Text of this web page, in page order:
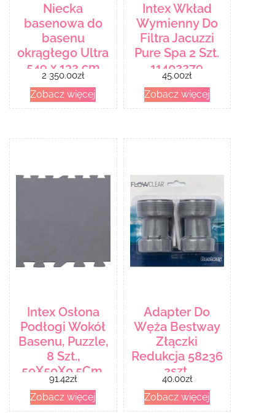
Niecka
basenowa do
basenu
okrągłego Ultra
549 x 132 cm
Intex
2 350.00zł
Zobacz więcej
Intex Wkład
Wymienny Do
Filtra Jacuzzi
Pure Spa 2 Szt.
11402279
45.00zł
Zobacz więcej
Intex Osłona
Podłogi Wokół
Basenu, Puzzle,
8 Szt.,
50X50X0,5Cm,
1,9 M²
91.42zł
Zobacz więcej
Adapter Do
Węża Bestway
Złączki
Redukcja 58236
2szt.
40.00zł
Zobacz więcej